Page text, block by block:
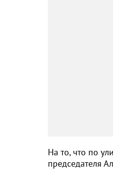
На то, что по
председателя